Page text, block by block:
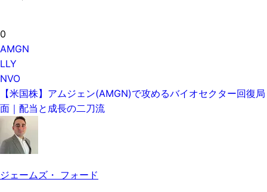
0
AMGN
LLY
NVO
【米国株】アムジェン(AMGN)で攻めるバイオセクター回復局
面｜配当と成長の二刀流
ジェームズ・ フォード